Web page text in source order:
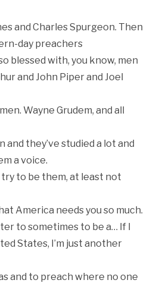
and Charles Spurgeon. Then
day preachers
blessed with, you know, men
and John Piper and Joel
Wayne Grudem, and all
and they’ve studied a lot and
a voice.
try to be them, at least not
America needs you so much.
to sometimes to be a… If I
States, I’m just another
and to preach where no one